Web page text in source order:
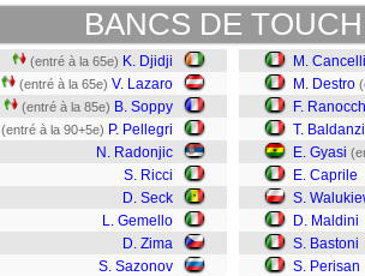
BANCS DE
(entré à la 65e) K. Djidji
(entré à la 65e) V. Lazaro
(entré à la 85e) B. Soppy
(entré à la 90+5e) P. Pellegri
N. Radonjic
S. Ricci
D. Seck
L. Gemello
D. Zima
S. Sazonov
M.
M. Destro
F.
T. Baldanzi
E. Gyasi
E. Caprile
S.
D. Maldini
S. Bastoni
S. Perisan